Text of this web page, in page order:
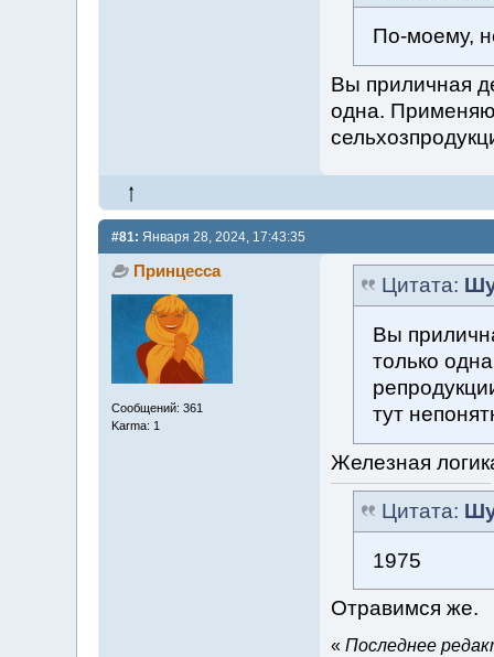
По-моему,
Вы приличная
одна. Применяю
#81: Января 28, 2024, 17:43:35
Принцесса
Сообщений: 361
Karma: 1
Цитата:
Вы
только
тут
Железная
Цитата:
1975
Отравимся же.
« Последнее